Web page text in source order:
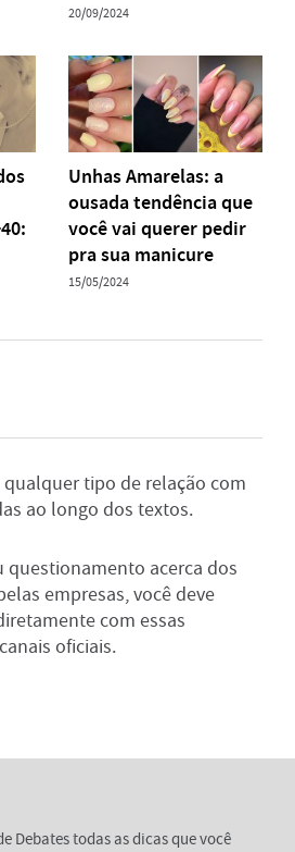
20/09/2024
Unhas Amarelas: a
ousada tendência que
você vai querer pedir
pra sua manicure
15/05/2024
tipo de relação com
ao longo dos textos.
questionamento acerca dos
empresas, você deve
com essas
oficiais.
Debates todas as dicas que você